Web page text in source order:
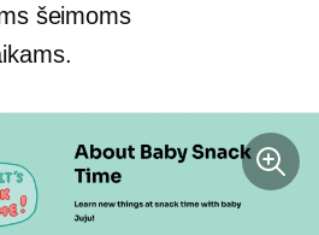
šeimoms